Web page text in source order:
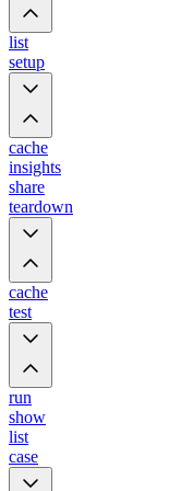
list
setup
cache
insights
share
teardown
cache
test
run
show
list
case